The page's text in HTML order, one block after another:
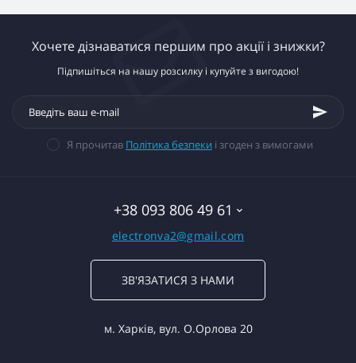
Хочете дізнаватися першим про акції і знижки?
Підпишіться на нашу розсилку і купуйте з вигодою!
Я прочитав Політика безпеки і згоден з вимогами
+38 093 806 49 61
electronva2@gmail.com
ЗВ'ЯЗАТИСЯ З НАМИ
м. Харків, вул. О.Орлова 20